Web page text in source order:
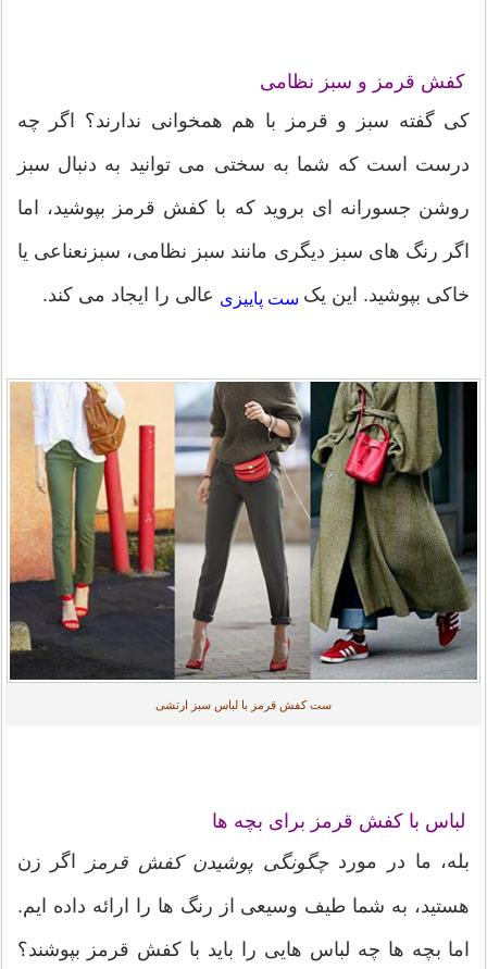
کفش قرمز و سبز نظامی
کی گفته سبز و قرمز با هم همخوانی ندارند؟ اگر چه
درست است که شما به سختی می توانید به دنبال سبز
روشن جسورانه ای بروید که با کفش قرمز بپوشید، اما
اگر رنگ های سبز دیگری مانند سبز نظامی، سبزنعناعی یا
خاکی بپوشید. این یک ست پاییزی عالی را ایجاد می کند.
ست کفش قرمز با لباس سبز ارتشی
لباس با کفش قرمز برای بچه ها
بله، ما در موردچگونگی پوشیدن کفش قرمز اگر زن
هستید، به شما طیف وسیعی از رنگ ها را ارائه داده ایم.
اما بچه ها چه لباس هایی را باید با کفش قرمز بپوشند؟